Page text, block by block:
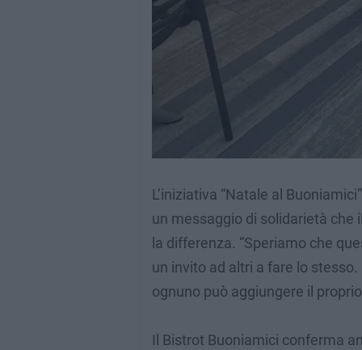
L’iniziativa “Natale al
un messaggio di solidarietà che
la differenza. “Speriamo che
un invito ad altri a fare lo stesso.
ognuno può aggiungere il
Il Bistrot Buoniamici conferma